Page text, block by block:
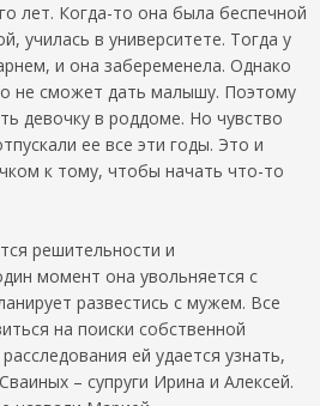
лет. Когда-то она была беспечной
училась в университете. Тогда у
и она забеременела. Однако
не сможет дать малышу. Поэтому
девочку в роддоме. Но чувство
ее все эти годы. Это и
к тому, чтобы начать что-то
решительности и
момент она увольняется с
развестись с мужем. Все
на поиски собственной
ей удается узнать,
– супруги Ирина и Алексей.